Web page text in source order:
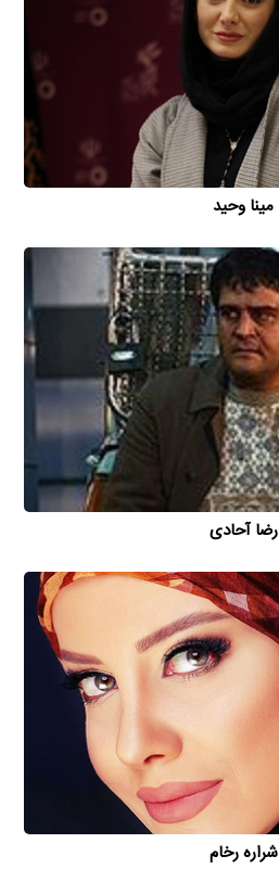
مینا وحید
رضا آحادی
شراره رخام